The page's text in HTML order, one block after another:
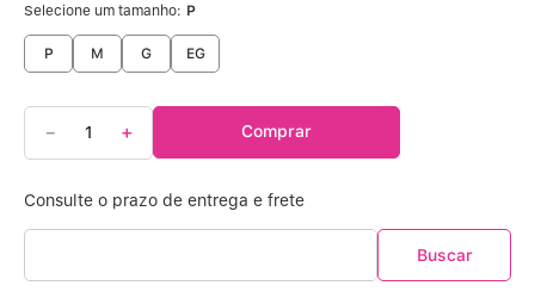
Selecione um tamanho: P
P M G EG
＋
－ Comprar
Modal
º Algodão Egípcio
10º Sutiã Sustentação